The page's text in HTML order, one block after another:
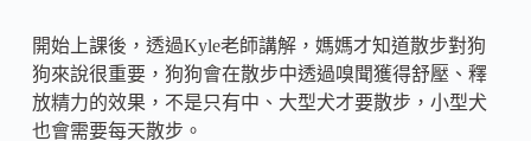
開始上課後，透過Kyle老師講解，媽媽才知道散步對狗
狗來說很重要，狗狗會在散步中透過嗅聞獲得舒壓、釋
放精力的效果，不是只有中、大型犬才要散步，小型犬
也會需要每天散步。